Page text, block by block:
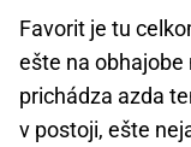
Favorit je tu
ešte na
prichádza azda
v postoji, ešte